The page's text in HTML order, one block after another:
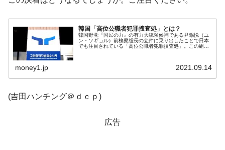
韓国「高位公職者犯罪捜査処」とは？
韓国野党『国民の力』の有力大統領候補である尹錫悦（ユ
ン・ソギョル）前検察総長の立件に乗り出したことで日本
でも注目されている「高位公職者犯罪捜査処」。この組織
money1.jp 2021.09.14
(吉田ハンチング＠ｄｃｐ)
広告